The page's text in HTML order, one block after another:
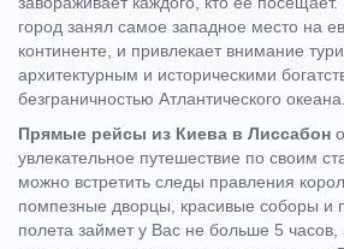
город занял самое западное место на
континенте, и привлекает внимание
архитектурным и историческими
безграничностью Атлантического океана.
Прямые рейсы из Киева в Лиссабон
увлекательное путешествие по своим
можно встретить следы правления
помпезные дворцы, красивые соборы и
полета займет у Вас не больше 5